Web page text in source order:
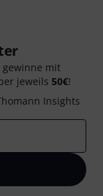
mit
jeweils 50€!
Insights